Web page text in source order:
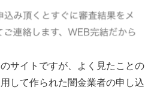
サイトですが、よく見たことの
して作られた闇金業者の申し込